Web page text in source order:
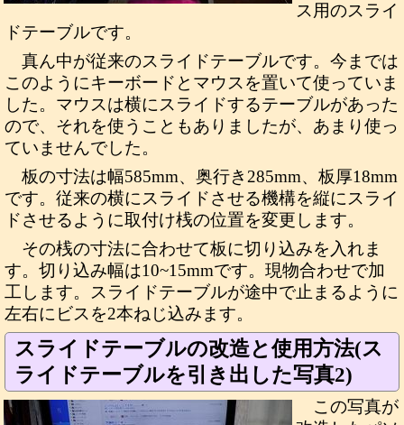
ス用のスライ
ドテーブルです。
真ん中が従来のスライドテーブルです。今までは
このようにキーボードとマウスを置いて使っていま
した。マウスは横にスライドするテーブルがあった
ので、それを使うこともありましたが、あまり使っ
ていませんでした。
板の寸法は幅585mm、奥行き285mm、板厚18mm
です。従来の横にスライドさせる機構を縦にスライ
ドさせるように取付け桟の位置を変更します。
その桟の寸法に合わせて板に切り込みを入れま
す。切り込み幅は10~15mmです。現物合わせで加
工します。スライドテーブルが途中で止まるように
左右にビスを2本ねじ込みます。
スライドテーブルの改造と使用方法(ス
ライドテーブルを引き出した写真2)
この写真が